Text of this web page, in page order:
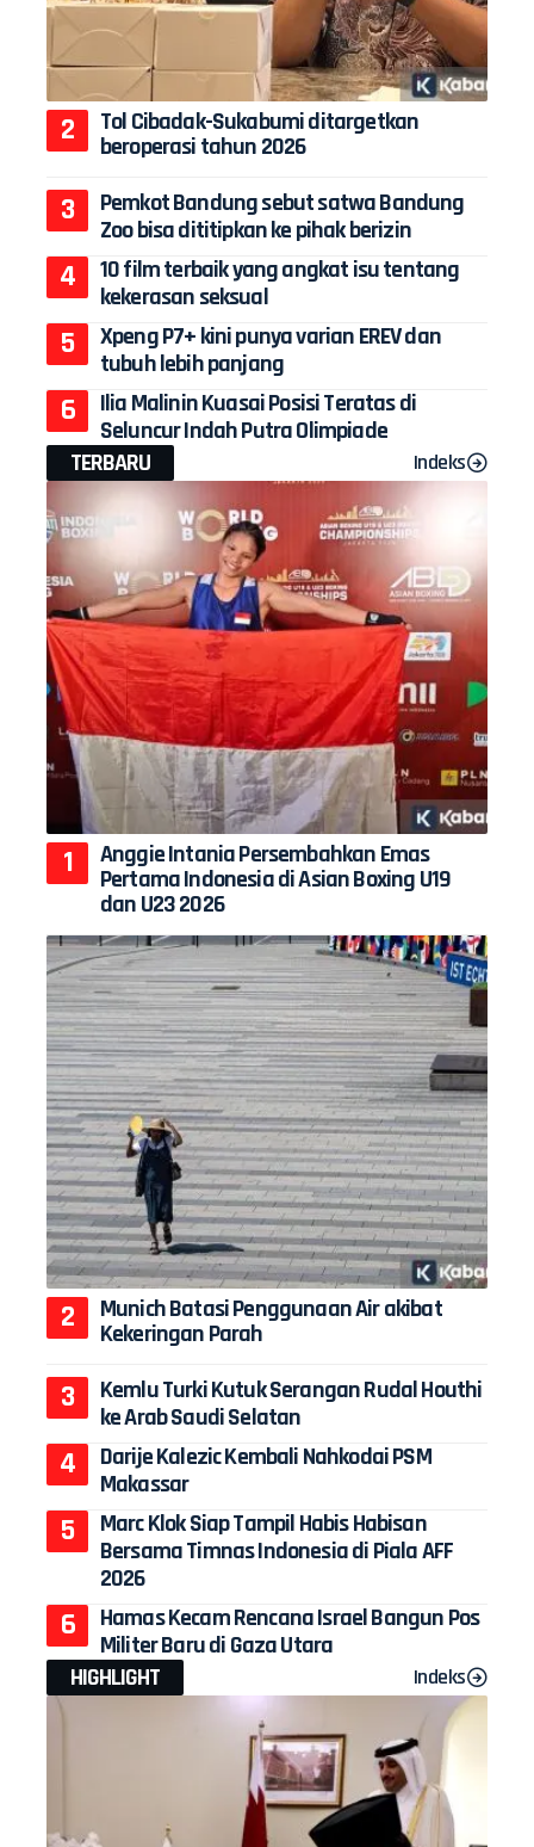
Tol Cibadak-Sukabumi ditargetkan
beroperasi tahun 2026
Pemkot Bandung sebut satwa Bandung
Zoo bisa dititipkan ke pihak berizin
10 film terbaik yang angkat isu tentang
kekerasan seksual
Xpeng P7+ kini punya varian EREV dan
tubuh lebih panjang
Ilia Malinin Kuasai Posisi Teratas di
Seluncur Indah Putra Olimpiade
TERBARU
Indeks
Anggie Intania Persembahkan Emas
Pertama Indonesia di Asian Boxing U19
dan U23 2026
Munich Batasi Penggunaan Air akibat
Kekeringan Parah
Kemlu Turki Kutuk Serangan Rudal Houthi
ke Arab Saudi Selatan
Darije Kalezic Kembali Nahkodai PSM
Makassar
Marc Klok Siap Tampil Habis Habisan
Bersama Timnas Indonesia di Piala AFF
2026
Hamas Kecam Rencana Israel Bangun Pos
Militer Baru di Gaza Utara
HIGHLIGHT
Indeks